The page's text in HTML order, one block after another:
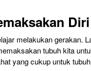
Diri
melakukan gerakan.
tubuh kita
yang cukup untuk